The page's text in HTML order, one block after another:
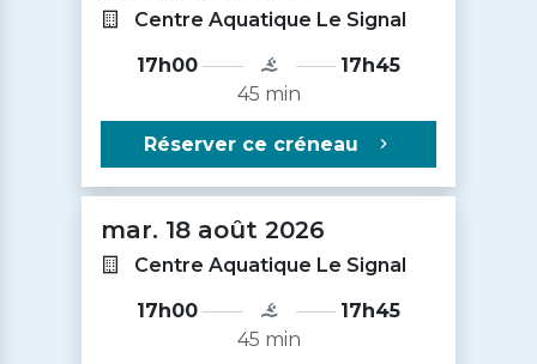
Centre Aquatique Le Signal
17h00
17h45
45 min
Réserver ce créneau
mar. 18 août 2026
Centre Aquatique Le Signal
17h00
17h45
45 min